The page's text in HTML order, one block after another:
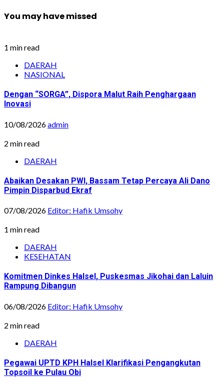
You may have missed
1 min read
DAERAH
NASIONAL
Dengan “SORGA”, Dispora Malut Raih Penghargaan
Inovasi
10/08/2026admin
2 min read
DAERAH
Abaikan Desakan PWI, Bassam Tetap Percaya Ali Dano
Pimpin Disparbud Ekraf
07/08/2026 Editor: Hafik Umsohy
1 min read
DAERAH
KESEHATAN
Komitmen Dinkes Halsel, Puskesmas Jikohai dan Laluin
Rampung Dibangun
06/08/2026 Editor: Hafik Umsohy
2 min read
DAERAH
Pegawai UPTD KPH Halsel Klarifikasi Pengangkutan
Topsoil ke Pulau Obi